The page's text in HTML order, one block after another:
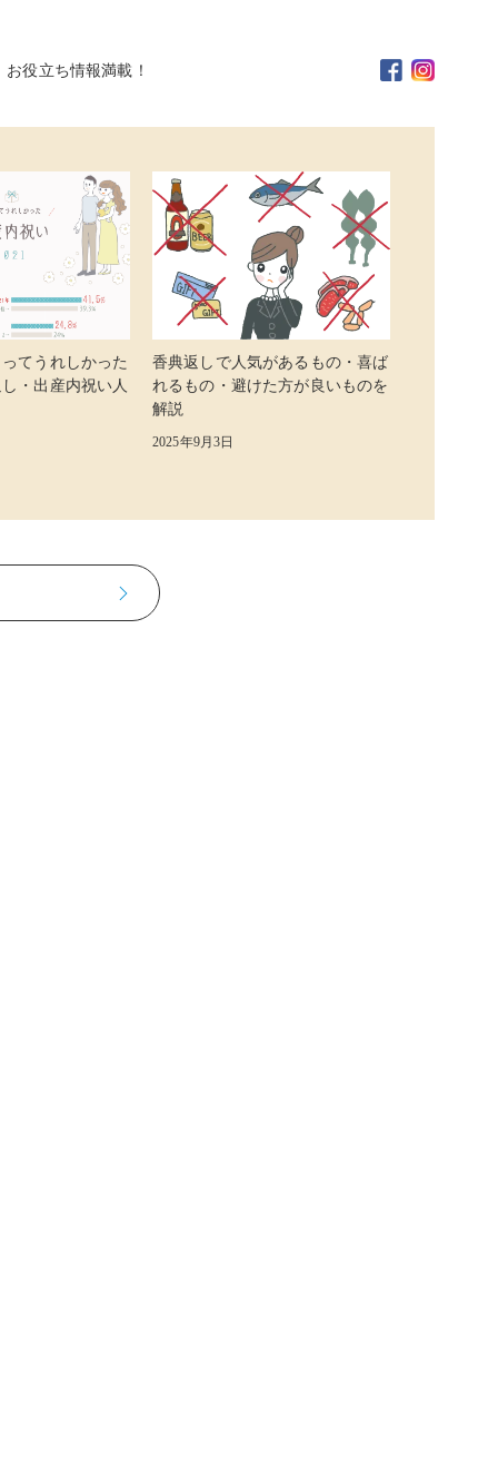
役立ち情報満載！
てうれしかった
・出産内祝い人
香典返しで人気があるもの・喜ば
れるもの・避けた方が良いものを
解説
2025年9月3日